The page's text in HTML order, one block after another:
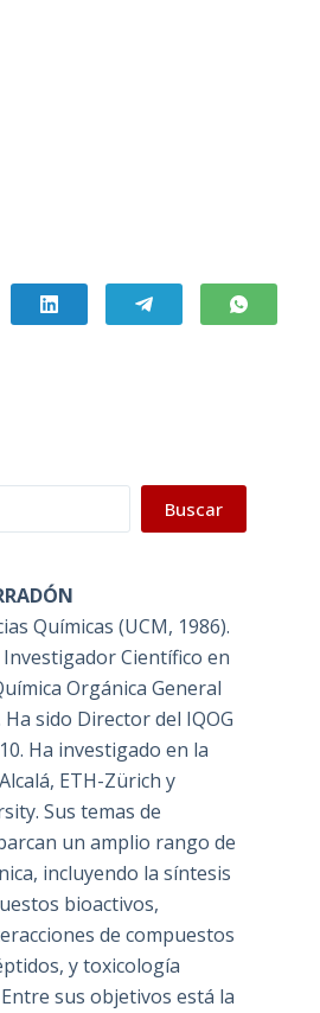
Buscar
Químicas (UCM, 1986).
Científico en
Orgánica General
Ha sido Director del IQOG
Ha investigado en la
ETH-Zürich y
Sus temas de
un amplio rango de
incluyendo la síntesis
bioactivos,
de compuestos
y toxicología
sus objetivos está la